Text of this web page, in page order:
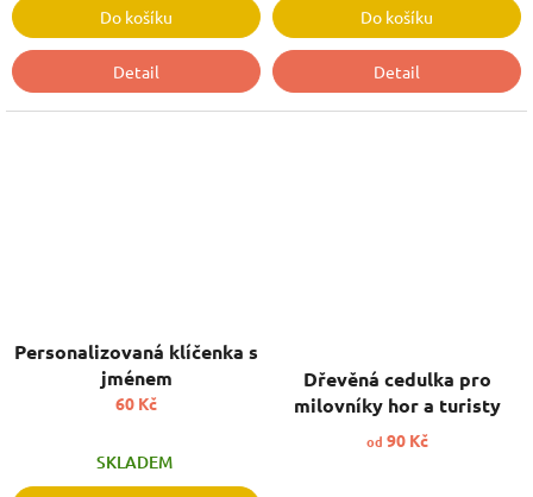
Do košíku
Detail
Do košíku
Detail
Personalizovaná klíčenka s
jménem
60 Kč
SKLADEM
Dřevěná cedulka pro
milovníky hor a turisty
od 90 Kč